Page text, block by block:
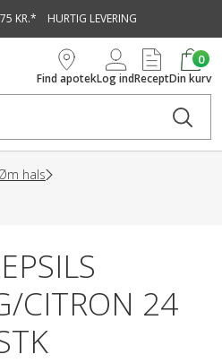
KR.* HURTIG LEVERING
Find apotekLog indRecept
0
Din kurv
hals
CITRON 24